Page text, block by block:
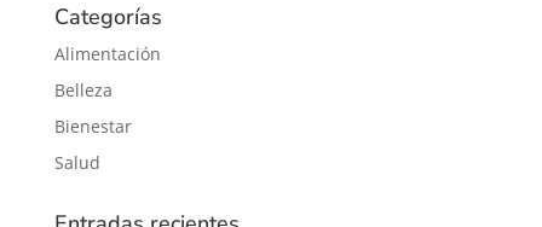
Categorías
Alimentación
Belleza
Bienestar
Salud